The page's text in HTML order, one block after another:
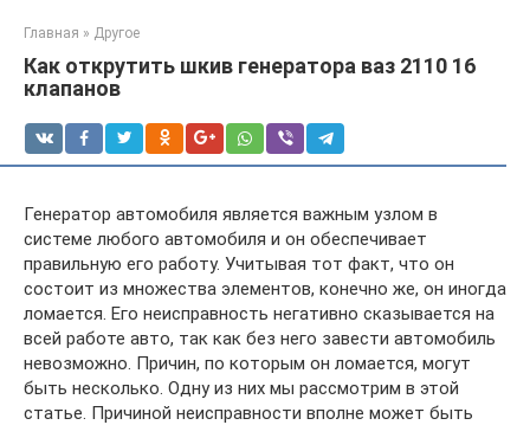
Главная » Другое
Как открутить шкив генератора ваз 2110 16
клапанов
Генератор автомобиля является важным узлом в
системе любого автомобиля и он обеспечивает
правильную его работу. Учитывая тот факт, что он
состоит из множества элементов, конечно же, он иногда
ломается. Его неисправность негативно сказывается на
всей работе авто, так как без него завести автомобиль
невозможно. Причин, по которым он ломается, могут
быть несколько. Одну из них мы рассмотрим в этой
статье. Причиной неисправности вполне может быть